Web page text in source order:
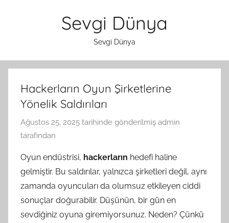
Sevgi Dünya
Sevgi Dünya
Hackerların Oyun Şirketlerine
Yönelik Saldırıları
Ağustos 25, 2025 tarihinde gönderilmiş admin
tarafından
Oyun endüstrisi, hackerların hedefi haline
gelmiştir. Bu saldırılar, yalnızca şirketleri değil, aynı
zamanda oyuncuları da olumsuz etkileyen ciddi
sonuçlar doğurabilir. Düşünün, bir gün en
sevdiğiniz oyuna giremiyorsunuz. Neden? Çünkü